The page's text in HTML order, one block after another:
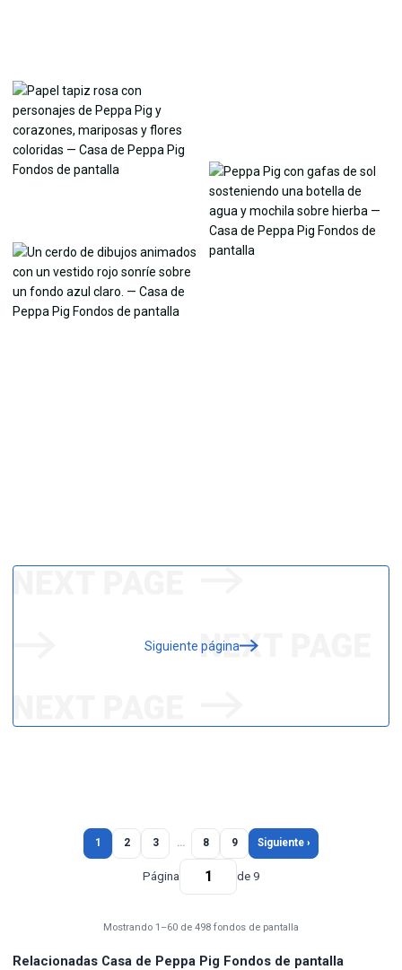
Siguiente página
1 2 3 … 8 9 Siguiente ›
Página de 9
Mostrando 1–60 de 498 fondos de pantalla
Relacionadas Casa de Peppa Pig Fondos de pantalla